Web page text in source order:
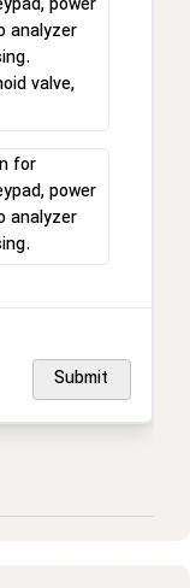
power
analyzer
valve,
for
power
analyzer
Submit